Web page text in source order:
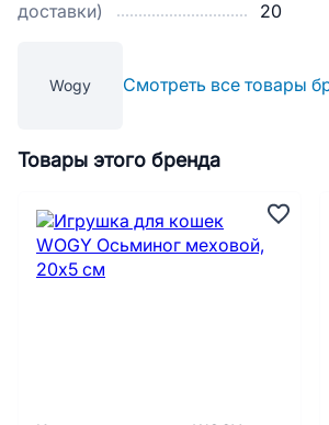
доставки)
20
Wogy Смотреть все товары
Товары этого бренда